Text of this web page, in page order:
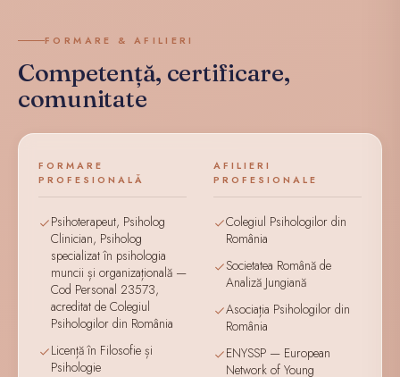
FORMARE & AFILIERI
Competență, certificare,
comunitate
FORMARE
PROFESIONALĂ
Psihoterapeut, Psiholog
Clinician, Psiholog
specializat în psihologia
muncii și organizațională —
Cod Personal 23573,
acreditat de Colegiul
Psihologilor din România
Licență în Filosofie și
Psihologie
AFILIERI
PROFESIONALE
Colegiul Psihologilor din
România
Societatea Română de
Analiză Jungiană
Asociația Psihologilor din
România
ENYSSP — European
Network of Young